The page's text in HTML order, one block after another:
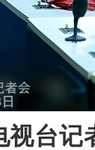
视台记